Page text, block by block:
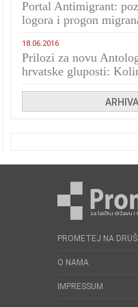
Portal Antimigrant:
logora i progon
18.06.2016
Prilozi za novu
hrvatske gluposti:
ARHIVA
PROMETEJ NA
O NAMA
IMPRESSUM